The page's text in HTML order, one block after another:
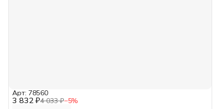
3 832 ₽4 033 ₽−5%
Арт: 78560